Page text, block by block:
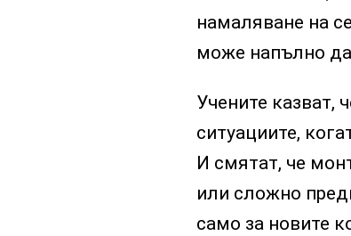
намаляване на
може напълно
Учените казват,
ситуациите,
И смятат, че
или сложно
само за новите